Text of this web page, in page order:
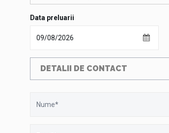
Data preluarii
DETALII DE CONTACT